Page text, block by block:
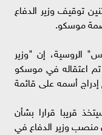
توقيف وزير الدفاع
موسكو.
الروسية، إن "وزير
تم اعتقاله في موسكو
أسمه على قائمة
قريبا قرارا بشأن
منصب وزير الدفاع في